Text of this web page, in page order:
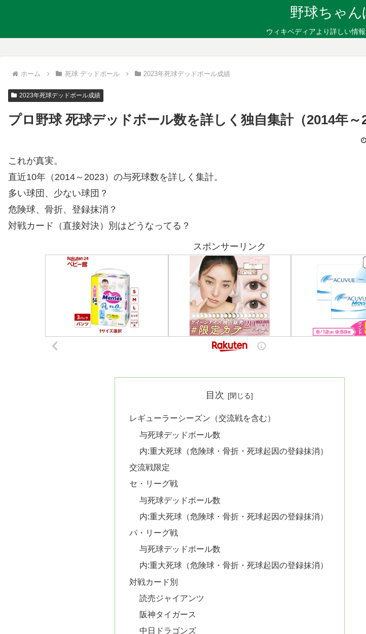
野球ちゃん
ウィキペディアより詳しい情報
ホーム 死球 デッドボール 2023年死球デッドボール成績
2023年死球デッドボール成績
プロ野球 死球デッドボール数を詳しく独自集計（2014年～
これが真実。
直近10年（2014～2023）の与死球数を詳しく集計。
多い球団、少ない球団？
危険球、骨折、登録抹消？
対戦カード（直接対決）別はどうなってる？
スポンサーリンク
目次
レギューラーシーズン（交流戦を含む）
与死球デッドボール数
内:重大死球（危険球・骨折・死球起因の登録抹消）
交流戦限定
セ・リーグ戦
与死球デッドボール数
内:重大死球（危険球・骨折・死球起因の登録抹消）
パ・リーグ戦
与死球デッドボール数
内:重大死球（危険球・骨折・死球起因の登録抹消）
対戦カード別
読売ジャイアンツ
阪神タイガース
中日ドラゴンズ